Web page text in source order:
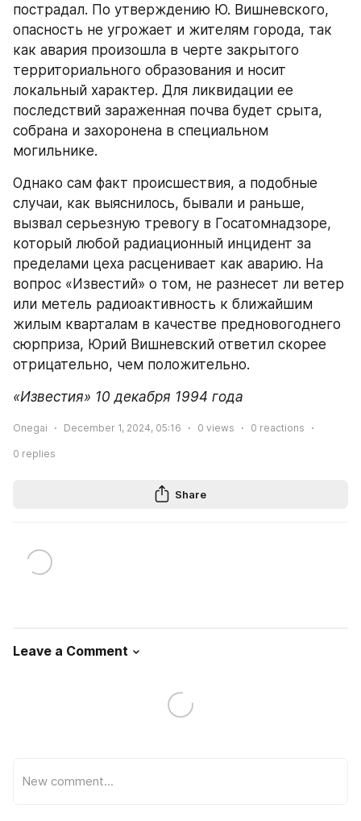
пострадал. По утверждению Ю. Вишневского,
опасность не угрожает и жителям города, так
как авария произошла в черте закрытого
территориального образования и носит
локальный характер. Для ликвидации ее
последствий зараженная почва будет срыта,
собрана и захоронена в специальном
могильнике.
Однако сам факт происшествия, а подобные
случаи, как выяснилось, бывали и раньше,
вызвал серьезную тревогу в Госатомнадзоре,
который любой радиационный инцидент за
пределами цеха расценивает как аварию. На
вопрос «Известий» о том, не разнесет ли ветер
или метель радиоактивность к ближайшим
жилым кварталам в качестве предновогоднего
сюрприза, Юрий Вишневский ответил скорее
отрицательно, чем положительно.
«Известия» 10 декабря 1994 года
Onegai December 1, 2024, 05:16 0 views 0 reactions
0 replies
Share
Leave a Comment